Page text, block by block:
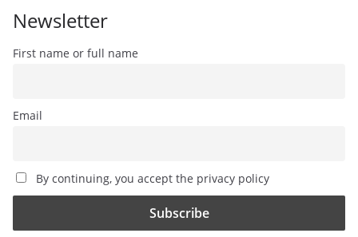
Newsletter
First name or full name
Email
By continuing, you accept the privacy policy